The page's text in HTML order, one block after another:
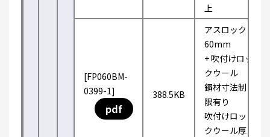
上
[FP060BM-
0399-1]
pdf
388.5KB
アスロック
60mm
+ 吹付けロッ
クウール
鋼材寸法制
限有り
吹付けロッ
クウール厚